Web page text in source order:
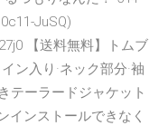
JuSQ)
【送料無料】トムブ
ン入り·ネック部分·袖
テーラードジャケット
インストールできなく